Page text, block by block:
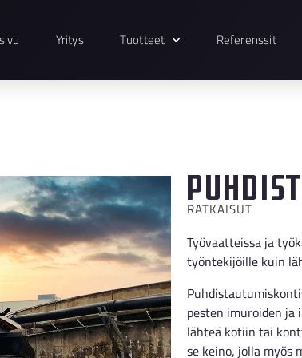
Yritys Tuotteet Referenssit
RATKAISUT
Työvaatteissa ja
työntekijöille kuin
pesten imuroiden ja
lähteä kotiin tai
se keino, jolla myös